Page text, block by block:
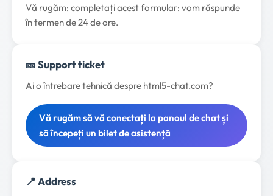
Vă rugăm: completați acest formular: vom răspunde
în termen de 24 de ore.
🎫 Support ticket
Ai o întrebare tehnică despre html5-chat.com?
Vă rugăm să vă conectați la panoul de chat și
să începeți un bilet de asistență
📍 Address